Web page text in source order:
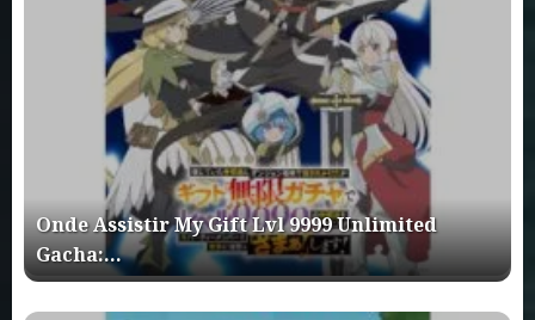
Onde Assistir My Gift Lvl 9999 Unlimited
Gacha:…